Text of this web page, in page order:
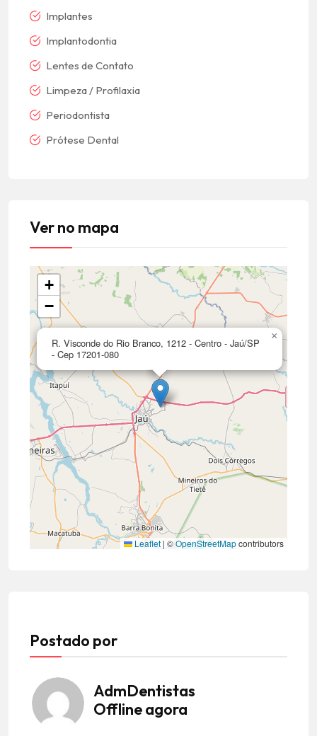
Implantes
Implantodontia
Lentes de Contato
Limpeza / Profilaxia
Periodontista
Prótese Dental
Ver no mapa
R. Visconde do Rio Branco, 1212 - Centro - Jaú/SP
- Cep 17201-080
×
+
−
Leaflet | ©OpenStreetMapcontributors
Postado por
AdmDentistas
Offline agora